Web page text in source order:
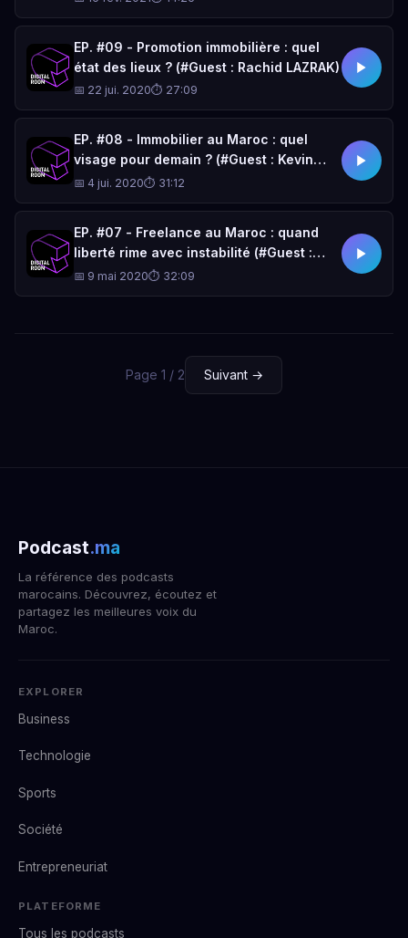
EP. #09 - Promotion immobilière : quel
état des lieux ? (#Guest : Rachid LAZRAK)
📅 22 jui. 2020⏱ 27:09
EP. #08 - Immobilier au Maroc : quel
visage pour demain ? (#Guest : Kevin
GORMAND)
📅 4 jui. 2020⏱ 31:12
EP. #07 - Freelance au Maroc : quand
liberté rime avec instabilité (#Guest :
Sarah OUALJI)
📅 9 mai 2020⏱ 32:09
Page 1 / 2 Suivant →
Podcast.ma
La référence des podcasts
marocains. Découvrez, écoutez et
partagez les meilleures voix du
Maroc.
EXPLORER
Business
Technologie
Sports
Société
Entrepreneuriat
PLATEFORME
Tous les podcasts